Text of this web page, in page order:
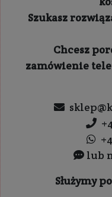
Szukasz
Chcesz
zamówienie
lub
Służymy